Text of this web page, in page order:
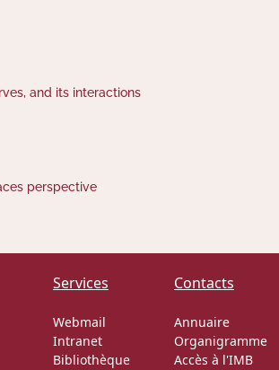
and its interactions
perspective
Services
Webmail
Intranet
Bibliothèque
Contacts
Annuaire
Organigramme
Accès à l'IMB